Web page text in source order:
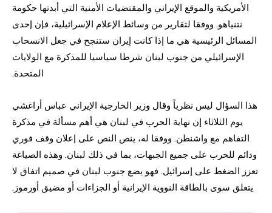
الأمريكية والموقع الإيراني والمقتضيات الأمنية التي أبدتها حكومة
نتنياهو. ووفقا لتقارير من وسائط الإعلام الإسرائيلية، فإن إحدى
المسائل الرئيسية هي ما إذا كانت إيران ستنجح في جعل الانسحاب
الإسرائيلي من جنوب لبنان شرطا سياسيا للمذكرة مع الولايات
المتحدة.
هذا السؤال ليس نظرياً وقال وزير الخارجية الإيراني عباس أراغشي
يوم الثلاثاء إن نهاية الحرب في لبنان هي أهم مسألة في مذكرة
التفاهم مع واشنطن. ووفقا له، ينص النص على إعلان وقف فوري
ودائم للحرب على جميع الجبهات، بما في ذلك لبنان. وهذه الصياغة
تعزز الضغط على إسرائيل. فهو يضع جنوب لبنان في صميم اتفاق لا
يتعلق سوى بالطاقة النووية الإيرانية أو الجزاءات أو مضيق أورموز.